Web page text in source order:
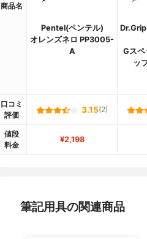
商品名
Pentel(ペンテル)
オレンズネロ PP3005-
A
Gスペ
ッ
口コミ
評価
3.15(2)
値段
料金
¥2,198
筆記用具の関連商品